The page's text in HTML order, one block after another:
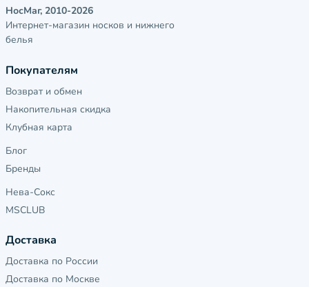
НосМаг, 2010-2026
Интернет-магазин носков и нижнего
белья
Покупателям
Возврат и обмен
Накопительная скидка
Клубная карта
Блог
Бренды
Нева-Сокс
MSCLUB
Доставка
Доставка по России
Доставка по Москве